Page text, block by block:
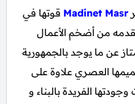
Madinet Masr قوتها في
من أضخم الأعمال
عن ما يوجد بالجمهورية
العصري علاوة على
الفريدة بالبناء و